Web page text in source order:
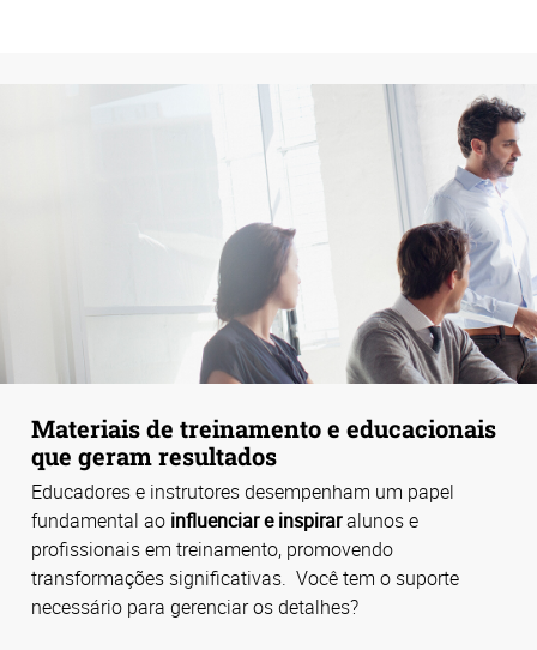
Materiais de treinamento e educacionais
que geram resultados
Educadores e instrutores desempenham um papel
fundamental ao influenciar e inspiraralunos e
profissionais em treinamento, promovendo
transformações significativas. Você tem o suporte
necessário para gerenciar os detalhes?